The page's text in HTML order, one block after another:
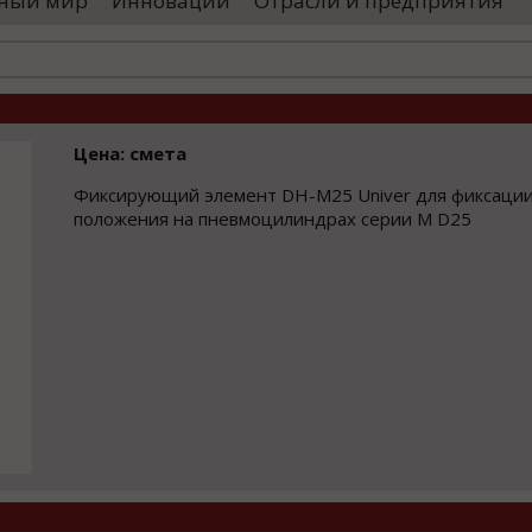
необходимые проверки, после
«Уральские
Цена: смета
Фиксирующий элемент DH-M25 Univer для
положения на пневмоцилиндрах серии M D25